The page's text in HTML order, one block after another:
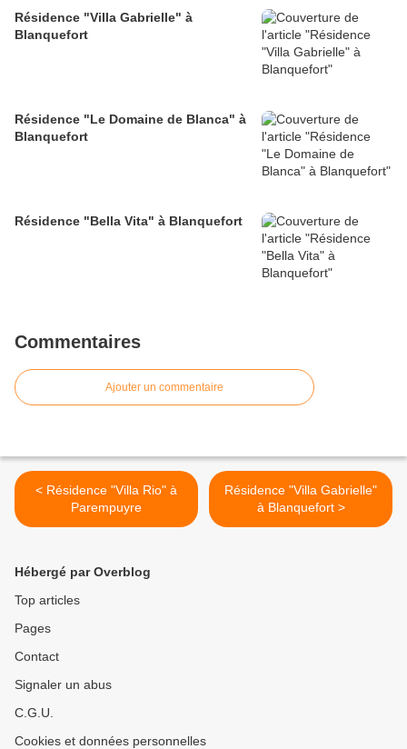
Résidence "Villa Gabrielle" à
Blanquefort
Résidence "Le Domaine de Blanca" à
Blanquefort
Résidence "Bella Vita" à Blanquefort
Commentaires
Ajouter un commentaire
< Résidence "Villa Rio" à
Parempuyre
Résidence "Villa Gabrielle"
à Blanquefort >
Hébergé par Overblog
Top articles
Pages
Contact
Signaler un abus
C.G.U.
Cookies et données personnelles